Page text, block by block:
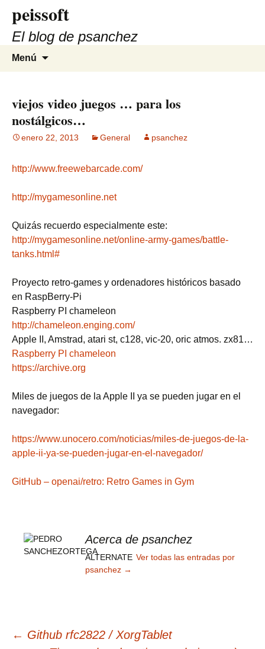
contenido
peissoft
El blog de psanchez
Menú
viejos video juegos … para los
nostálgicos…
enero 22, 2013 General psanchez
http://www.freewebarcade.com/
http://mygamesonline.net
Quizás recuerdo especialmente este:
http://mygamesonline.net/online-army-games/battle-
tanks.html#
Proyecto retro-games y ordenadores históricos basado
en RaspBerry-Pi
Raspberry PI chameleon
http://chameleon.enging.com/
Apple II, Amstrad, atari st, c128, vic-20, oric atmos. zx81…
Raspberry PI chameleon
https://archive.org
Miles de juegos de la Apple II ya se pueden jugar en el
navegador:
https://www.unocero.com/noticias/miles-de-juegos-de-la-
apple-ii-ya-se-pueden-jugar-en-el-navegador/
GitHub – openai/retro: Retro Games in Gym
Acerca de psanchez
ALTERNATE Ver todas las entradas por
psanchez →
← Github rfc2822 / XorgTablet